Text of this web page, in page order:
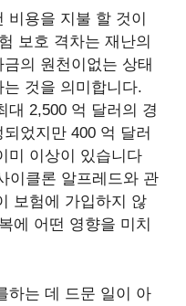
용을 지불 할 것이
보호 격차는 재난의
의 원천이없는 상태
것을 의미합니다.
대 2,500 억 달러의 경
되었지만 400 억 달러
미 이상이 있습니다
이클론 알프레드와 관
보험에 가입하지 않
에 어떤 영향을 미치
하는 데 드문 일이 아